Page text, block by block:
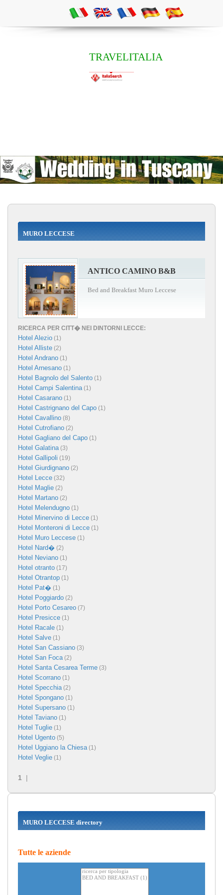
TRAVELITALIA
MURO LECCESE
ANTICO CAMINO B&B
Bed and Breakfast Muro Leccese
RICERCA PER CITT� NEI DINTORNI LECCE:
Hotel Alezio (1)
Hotel Alliste (2)
Hotel Andrano (1)
Hotel Arnesano (1)
Hotel Bagnolo del Salento (1)
Hotel Campi Salentina(1)
Hotel Casarano (1)
Hotel Castrignano del Capo (1)
Hotel Cavallino (8)
Hotel Cutrofiano (2)
Hotel Gagliano del Capo (1)
Hotel Galatina(3)
Hotel Gallipoli (19)
Hotel Giurdignano (2)
Hotel Lecce (32)
Hotel Maglie (2)
Hotel Martano (2)
Hotel Melendugno (1)
Hotel Minervino di Lecce (1)
Hotel Monteroni di Lecce (1)
Hotel Muro Leccese (1)
Hotel Nard� (2)
Hotel Neviano (1)
Hotel otranto (17)
Hotel Otrantop (1)
Hotel Pat� (1)
Hotel Poggiardo (2)
Hotel Porto Cesareo (7)
Hotel Presicce (1)
Hotel Racale (1)
Hotel Salve (1)
Hotel San Cassiano (3)
Hotel San Foca(2)
Hotel Santa Cesarea Terme (3)
Hotel Scorrano (1)
Hotel Specchia(2)
Hotel Spongano (1)
Hotel Supersano (1)
Hotel Taviano (1)
Hotel Tuglie (1)
Hotel Ugento (5)
Hotel Uggiano la Chiesa(1)
Hotel Veglie (1)
1 |
MURO LECCESE directory
Tutte le aziende